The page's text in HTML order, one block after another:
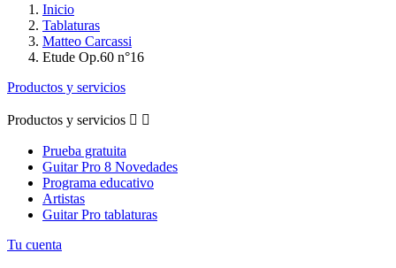
Inicio
Tablaturas
Matteo Carcassi
Etude Op.60 n°16
Productos y servicios
Productos y servicios  
Prueba gratuita
Guitar Pro 8 Novedades
Programa educativo
Artistas
Guitar Pro tablaturas
Tu cuenta